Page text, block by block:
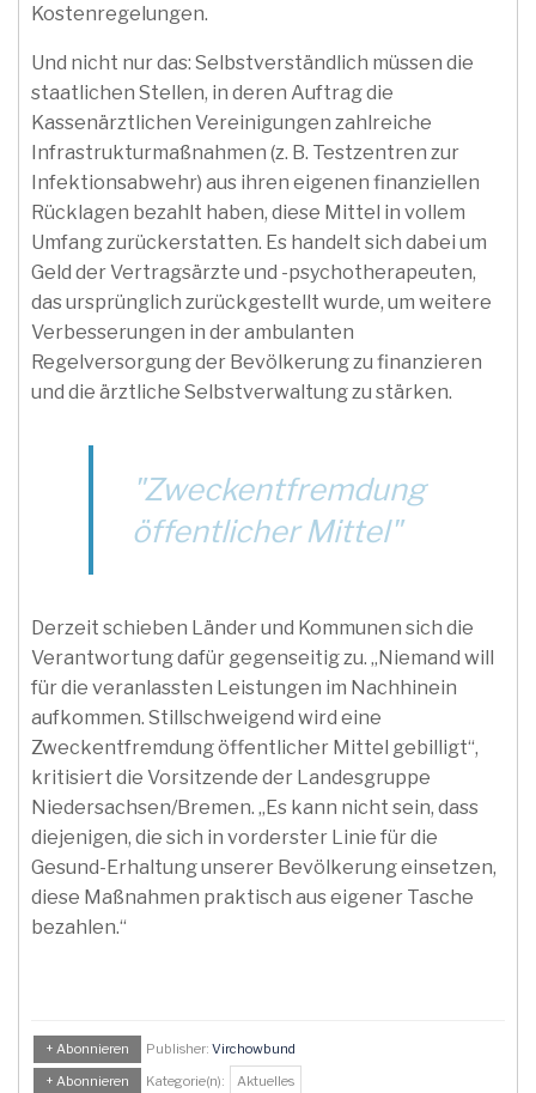
Kostenregelungen.
Und nicht nur das: Selbstverständlich müssen die
staatlichen Stellen, in deren Auftrag die
Kassenärztlichen Vereinigungen zahlreiche
Infrastrukturmaßnahmen (z. B. Testzentren zur
Infektionsabwehr) aus ihren eigenen finanziellen
Rücklagen bezahlt haben, diese Mittel in vollem
Umfang zurückerstatten. Es handelt sich dabei um
Geld der Vertragsärzte und -psychotherapeuten,
das ursprünglich zurückgestellt wurde, um weitere
Verbesserungen in der ambulanten
Regelversorgung der Bevölkerung zu finanzieren
und die ärztliche Selbstverwaltung zu stärken.
"Zweckentfremdung
öffentlicher Mittel"
Derzeit schieben Länder und Kommunen sich die
Verantwortung dafür gegenseitig zu. „Niemand will
für die veranlassten Leistungen im Nachhinein
aufkommen. Stillschweigend wird eine
Zweckentfremdung öffentlicher Mittel gebilligt“,
kritisiert die Vorsitzende der Landesgruppe
Niedersachsen/Bremen. „Es kann nicht sein, dass
diejenigen, die sich in vorderster Linie für die
Gesund-Erhaltung unserer Bevölkerung einsetzen,
diese Maßnahmen praktisch aus eigener Tasche
bezahlen.“
+ Abonnieren Publisher: Virchowbund
+ Abonnieren
Kategorie(n): Aktuelles